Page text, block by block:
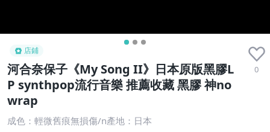
店鋪
河合奈保子《My Song II》日本原版黑膠L
P synthpop流行音樂 推薦收藏 黑膠 神no
wrap
0
成色：輕微舊痕無損傷/n產地：日本